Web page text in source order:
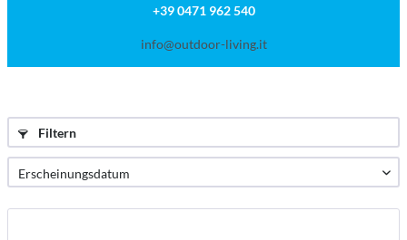
+39 0471 962 540
info@outdoor-living.it
Filtern